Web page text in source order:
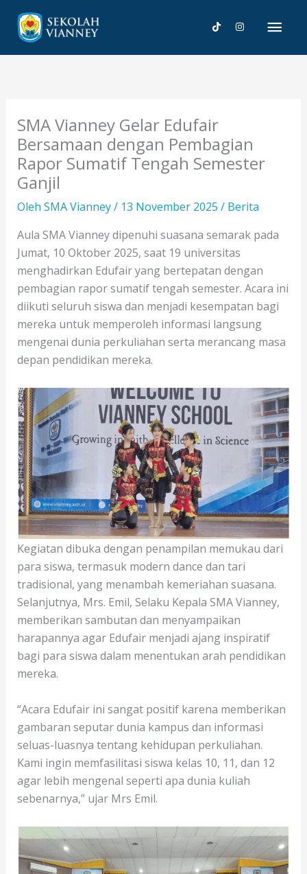
konten
SMA Vianney Gelar Edufair
Bersamaan dengan Pembagian
Rapor Sumatif Tengah Semester
Ganjil
Oleh SMA Vianney/ 13 November 2025 / Berita
Aula SMA Vianney dipenuhi suasana semarak pada
Jumat, 10 Oktober 2025, saat 19 universitas
menghadirkan Edufair yang bertepatan dengan
pembagian rapor sumatif tengah semester. Acara ini
diikuti seluruh siswa dan menjadi kesempatan bagi
mereka untuk memperoleh informasi langsung
mengenai dunia perkuliahan serta merancang masa
depan pendidikan mereka.
Kegiatan dibuka dengan penampilan memukau dari
para siswa, termasuk modern dance dan tari
tradisional, yang menambah kemeriahan suasana.
Selanjutnya, Mrs. Emil, Selaku Kepala SMA Vianney,
memberikan sambutan dan menyampaikan
harapannya agar Edufair menjadi ajang inspiratif
bagi para siswa dalam menentukan arah pendidikan
mereka.
“Acara Edufair ini sangat positif karena memberikan
gambaran seputar dunia kampus dan informasi
seluas-luasnya tentang kehidupan perkuliahan.
Kami ingin memfasilitasi siswa kelas 10, 11, dan 12
agar lebih mengenal seperti apa dunia kuliah
sebenarnya,” ujar Mrs Emil.